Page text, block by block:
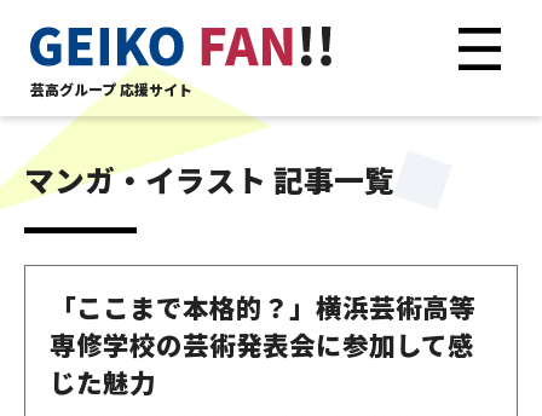
芸高グループ 応援サイト
マンガ・イラスト 記事一覧
「ここまで本格的？」横浜芸術高等
専修学校の芸術発表会に参加して感
じた魅力